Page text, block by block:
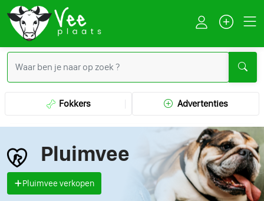
Fokkers Advertenties
Pluimvee
Pluimvee verkopen